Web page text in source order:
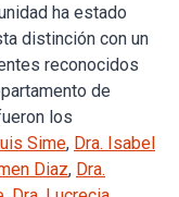
ha estado
distinción con un
reconocidos
de
los
Sime, Dra. Isabel
Diaz, Dra.